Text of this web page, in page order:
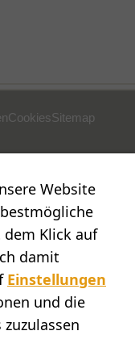
CookiesSitemap
Website
Klick auf
damit
Einstellungen
und die